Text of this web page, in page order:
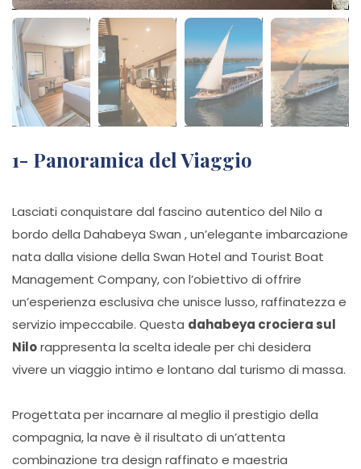
1- Panoramica del Viaggio
Lasciati conquistare dal fascino autentico del Nilo a
bordo della Dahabeya Swan , un’elegante imbarcazione
nata dalla visione della Swan Hotel and Tourist Boat
Management Company, con l’obiettivo di offrire
un’esperienza esclusiva che unisce lusso, raffinatezza e
servizio impeccabile. Questa dahabeya crociera sul
Nilorappresenta la scelta ideale per chi desidera
vivere un viaggio intimo e lontano dal turismo di massa.
Progettata per incarnare al meglio il prestigio della
compagnia, la nave è il risultato di un’attenta
combinazione tra design raffinato e maestria